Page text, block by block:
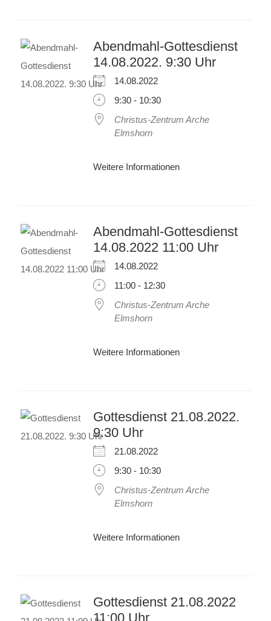
Abendmahl-Gottesdienst
14.08.2022. 9:30 Uhr
14.08.2022
9:30 - 10:30
Christus-Zentrum Arche
Elmshorn
Weitere Informationen
Abendmahl-Gottesdienst
14.08.2022 11:00 Uhr
14.08.2022
11:00 - 12:30
Christus-Zentrum Arche
Elmshorn
Weitere Informationen
Gottesdienst 21.08.2022.
9:30 Uhr
21.08.2022
9:30 - 10:30
Christus-Zentrum Arche
Elmshorn
Weitere Informationen
Gottesdienst 21.08.2022
11:00 Uhr